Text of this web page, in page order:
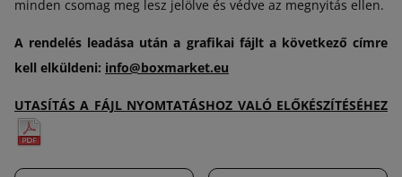
minden csomag meg lesz jelölve és védve az megnyitás ellen.
A rendelés leadása után a grafikai fájlt a következő címre
kell elküldeni: info@boxmarket.eu
UTASÍTÁS A FÁJL NYOMTATÁSHOZ VALÓ ELŐKÉSZÍTÉSÉHEZ